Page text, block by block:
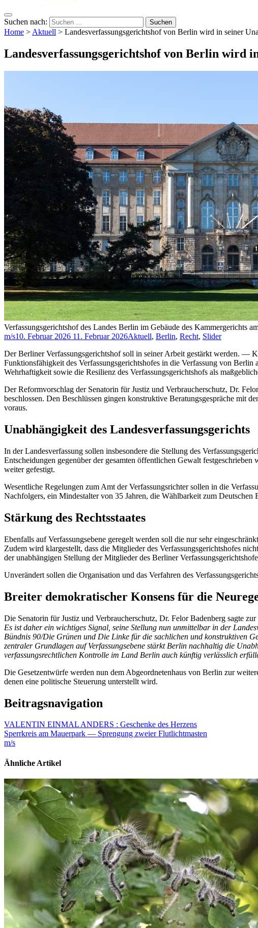
Suchen nach:
Home >Aktuell > Landesverfassungsgerichtshof von Berlin wird in seiner
Landesverfassungsgerichtshof von Berlin wird
Verfassungsgerichtshof des Landes Berlin im Gebäude des Kammergerichts
m/s10. Februar 2026 11. Februar 2026Aktuell, Berlin, Recht, Slider
Der Berliner Verfassungsgerichtshof soll in seiner Arbeit gestärkt werden. —
Funktionsfähigkeit des Verfassungsgerichtshofes in die Verfassung von
Wehrhaftigkeit sowie die Resilienz des Verfassungsgerichtshofs als
Der Reformvorschlag der Senatorin für Justiz und Verbraucherschutz, Dr.
beschlossen. Den Beschlüssen gingen konstruktive Beratungsgespräche
voraus.
Unabhängigkeit des Landesverfassungsgerichts
In der Landesverfassung sollen insbesondere die Stellung des
Entscheidungen gegenüber der gesamten öffentlichen Gewalt
weiter gefestigt.
Wesentliche Regelungen zum Amt der Verfassungsrichter sollen in die
Nachfolgers, ein Mindestalter von 35 Jahren, die Wählbarkeit zum
Stärkung des Rechtsstaates
Ebenfalls auf Verfassungsebene geregelt werden soll die nur sehr
Zudem wird klargestellt, dass die Mitglieder des Verfassungsgerichtshofes
der unabhängigen Stellung der Mitglieder des Berliner
Unverändert sollen die Organisation und das Verfahren des
Breiter demokratischer Konsens für die
Die Senatorin für Justiz und Verbraucherschutz, Dr. Felor Badenberg sagte
Es ist daher ein wichtiges Signal, seine Stellung nun unmittelbar in der
Bündnis 90/Die Grünen und Die Linke für die sachlichen und konstruktiven
zentraler Grundlagen auf Verfassungsebene stärkt Berlin nachhaltig die
verfassungsrechtlichen Kontrolle im Land Berlin auch künftig verlässlich
Die Gesetzentwürfe werden nun dem Abgeordnetenhaus von Berlin zur
denen eine politische Steuerung unterstellt wird.
Beitragsnavigation
VALENTIN EINMAL ANDERS : Geschenke des Herzens
Sperrkreis am Mauerpark — Sprengung zweier Flutlichtmasten
m/s
Ähnliche Artikel